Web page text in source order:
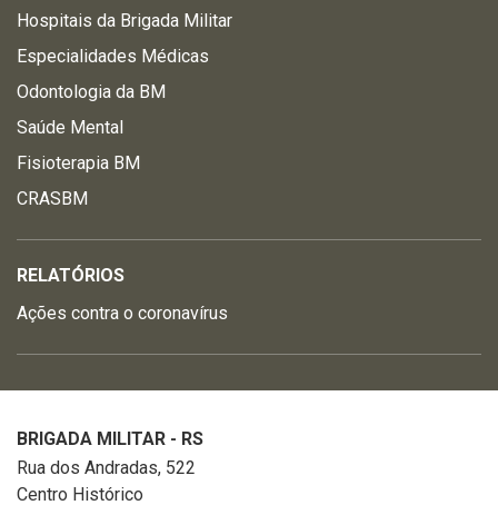
Hospitais da Brigada Militar
Especialidades Médicas
Odontologia da BM
Saúde Mental
Fisioterapia BM
CRASBM
RELATÓRIOS
Ações contra o coronavírus
BRIGADA MILITAR - RS
Rua dos Andradas, 522
Centro Histórico